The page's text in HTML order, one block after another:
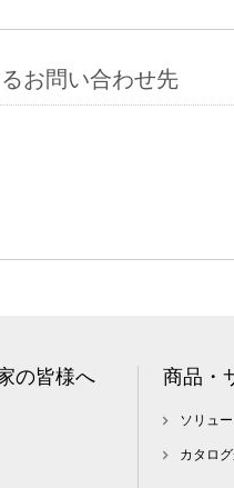
お問い合わせ先
の皆様へ 商品・
ソリュ
カタロ